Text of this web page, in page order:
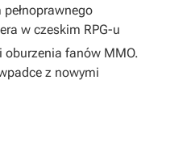
w czeskim RPG-u
oburzenia fanów MMO.
z nowymi